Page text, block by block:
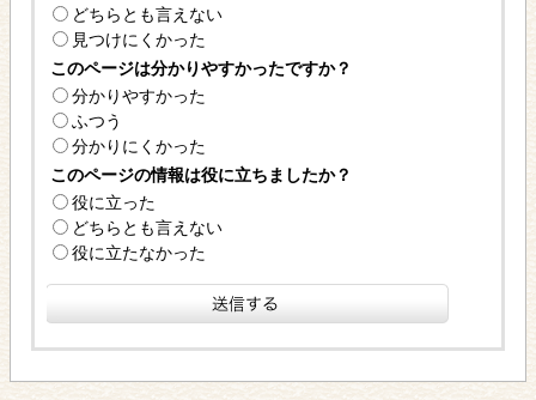
どちらとも言えない
見つけにくかった
このページは分かりやすかったですか？
分かりやすかった
ふつう
分かりにくかった
このページの情報は役に立ちましたか？
役に立った
どちらとも言えない
役に立たなかった